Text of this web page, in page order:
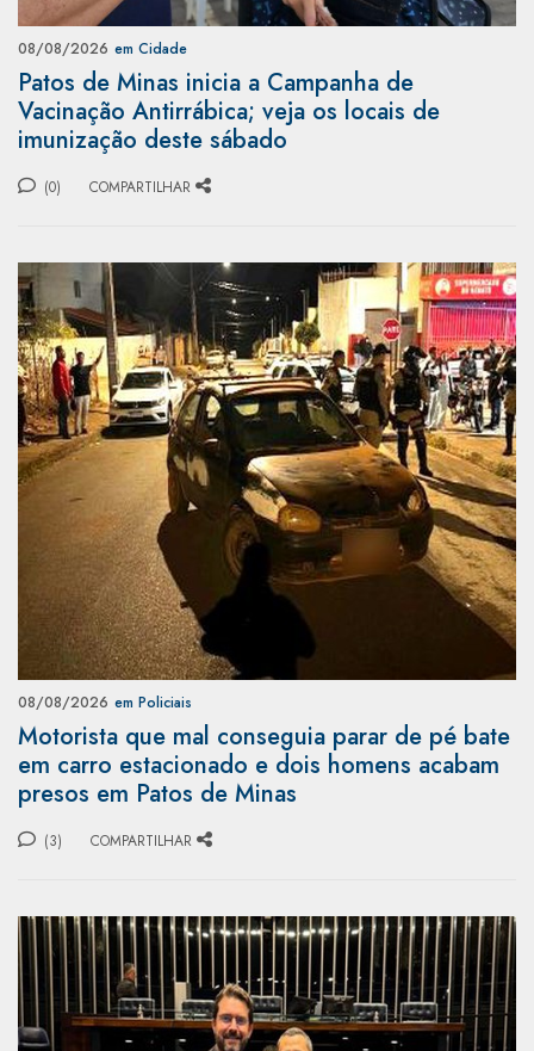
08/08/2026 em Cidade
Patos de Minas inicia a Campanha de
Vacinação Antirrábica; veja os locais de
imunização deste sábado
(0) COMPARTILHAR
08/08/2026 em Policiais
Motorista que mal conseguia parar de pé bate
em carro estacionado e dois homens acabam
presos em Patos de Minas
(3) COMPARTILHAR